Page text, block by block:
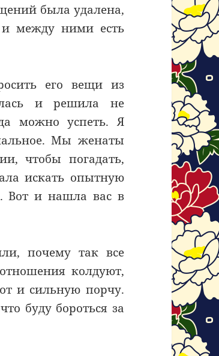
была удалена,
и между ними есть
его вещи из
и решила не
можно успеть. Я
Мы женаты
чтобы погадать,
искать опытную
Вот и нашла вас в
почему так все
колдуют,
и сильную порчу.
буду бороться за